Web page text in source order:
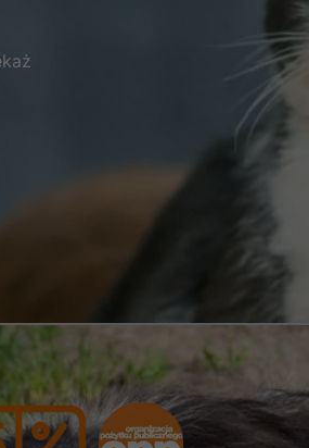
internetowej,
na podstawie
Doświadczenie
Aby nasza strona
internetowa
działała jak
najlepiej podczas